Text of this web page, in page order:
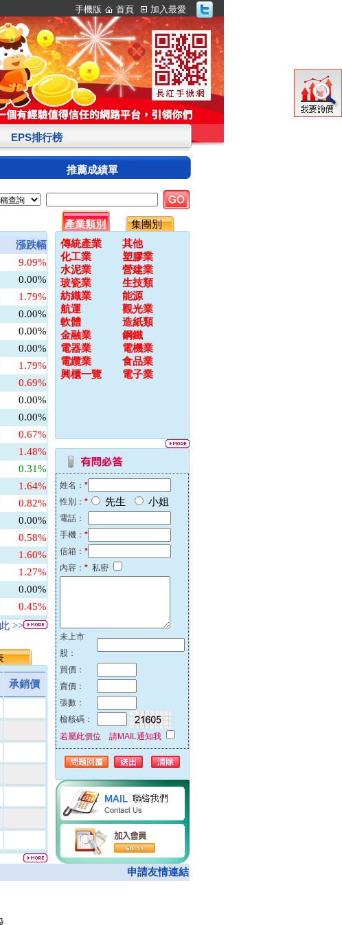
手機版 首頁 加入最愛
EPS排行榜
推薦成績單
漲跌幅
9.09%
0.00%
1.79%
0.00%
0.00%
0.00%
1.79%
0.69%
0.00%
0.00%
0.67%
1.48%
0.31%
1.64%
0.82%
0.00%
0.58%
1.60%
1.27%
0.00%
0.45%
3.51%
1.32%
1.23%
0.00%
0.00%
0.74%
0.05%
0.00%
0.08%
0.50%
>>
承銷價
產業類別
集團別
傳統產業
其他
化工業
塑膠業
水泥業
營建業
玻瓷業
生技類
紡織業
能源
航運
觀光業
軟體
造紙類
金融業
鋼鐵
電器業
電機業
電纜業
食品業
興櫃一覽
電子業
姓名： *
性別： * 先生 小姐
電話：
手機： *
信箱： *
內容： * 私密
未上市
股：
買價：
賣價：
張數：
檢核碼：
若屬此價位 請MAIL通知我
申請友情連結